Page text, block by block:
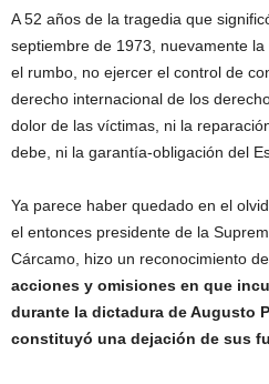
A 52 años de la tragedia que
septiembre de 1973, nuevamente
el rumbo, no ejercer el control de
derecho internacional de los
dolor de las víctimas, ni la
debe, ni la garantía-obligación del
Ya parece haber quedado en el
el entonces presidente de la
Cárcamo, hizo un reconocimiento
acciones y omisiones en que
durante la dictadura de Augusto
constituyó una dejación de sus